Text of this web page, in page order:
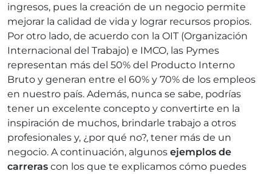
ingresos, pues la creación de un negocio permite
mejorar la calidad de vida y lograr recursos propios.
Por otro lado, de acuerdo con la OIT (Organización
Internacional del Trabajo) e IMCO, las Pymes
representan más del 50% del Producto Interno
Bruto y generan entre el 60% y 70% de los empleos
en nuestro país. Además, nunca se sabe, podrías
tener un excelente concepto y convertirte en la
inspiración de muchos, brindarle trabajo a otros
profesionales y, ¿por qué no?, tener más de un
negocio. A continuación, algunos ejemplos de
carreras con los que te explicamos cómo puedes